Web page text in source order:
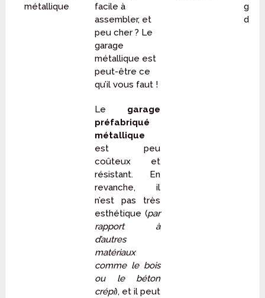
métallique
facile à
assembler, et
peu cher ? Le
garage
métallique est
peut-être ce
qu’il vous faut !
Le garage
préfabriqué
métallique
est peu
coûteux et
résistant. En
revanche, il
n’est pas très
esthétique (par
rapport à
d’autres
matériaux
comme le bois
ou le béton
crépi), et il peut
de